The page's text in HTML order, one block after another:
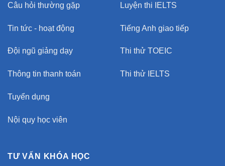
Câu hỏi thường gặp
Tin tức - hoạt động
Đội ngũ giảng dạy
Thông tin thanh toán
Tuyển dụng
Nội quy học viên
Luyện thi IELTS
Tiếng Anh giao tiếp
Thi thử TOEIC
Thi thử IELTS
TƯ VẤN KHÓA HỌC